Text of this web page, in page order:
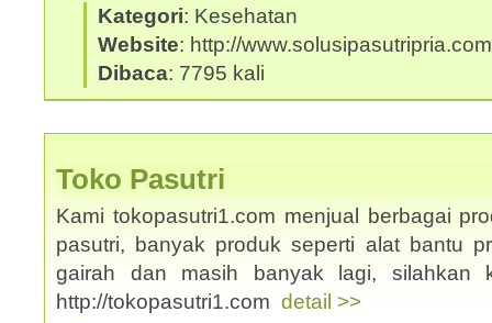
Kategori: Kesehatan
Website: http://www.solusipasutripria.com
Dibaca: 7795 kali
Toko Pasutri
Kami tokopasutri1.com menjual berbagai
pasutri, banyak produk seperti alat bantu
gairah dan masih banyak lagi, silahkan
http://tokopasutri1.com detail >>